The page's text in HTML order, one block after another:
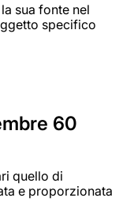
sua fonte nel
specifico
60
quello di
e proporzionata